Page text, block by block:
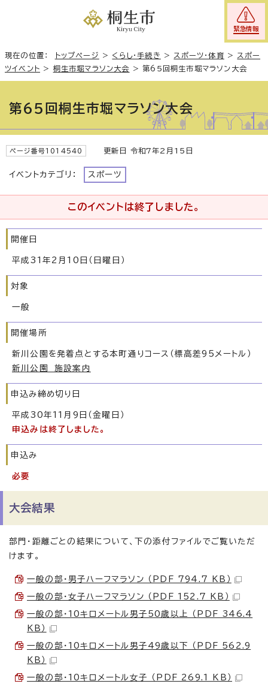
緊急情報
現在の位置： トップページ > くらし・手続き > スポーツ・体育 > スポー
ツイベント > 桐生市堀マラソン大会 >第65回桐生市堀マラソン大会
第65回桐生市堀マラソン大会
ページ番号1014540 更新日 令和7年2月15日
イベントカテゴリ： スポーツ
このイベントは終了しました。
開催日
平成31年2月10日（日曜日）
対象
一般
開催場所
新川公園を発着点とする本町通りコース（標高差95メートル）
新川公園 施設案内
申込み締め切り日
平成30年11月9日（金曜日）
申込みは終了しました。
申込み
必要
大会結果
部門・距離ごとの結果について、下の添付ファイルでご覧いただ
けます。
一般の部・男子ハーフマラソン （PDF 794.7 KB）
一般の部・女子ハーフマラソン （PDF 152.7 KB）
一般の部・10キロメートル男子50歳以上 （PDF 346.4
KB）
一般の部・10キロメートル男子49歳以下 （PDF 562.9
KB）
一般の部・10キロメートル女子 （PDF 269.1 KB）